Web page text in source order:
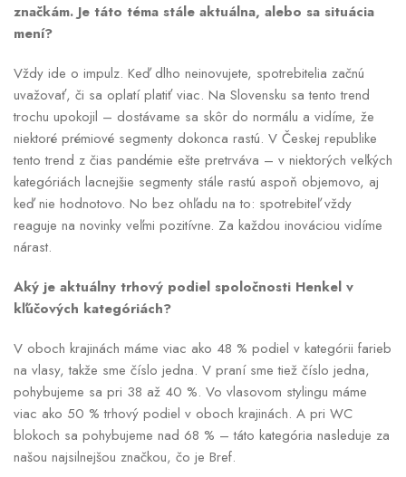
značkám. Je táto téma stále aktuálna, alebo sa situácia
mení?
Vždy ide o impulz. Keď dlho neinovujete, spotrebitelia začnú
uvažovať, či sa oplatí platiť viac. Na Slovensku sa tento trend
trochu upokojil – dostávame sa skôr do normálu a vidíme, že
niektoré prémiové segmenty dokonca rastú. V Českej republike
tento trend z čias pandémie ešte pretrváva – v niektorých veľkých
kategóriách lacnejšie segmenty stále rastú aspoň objemovo, aj
keď nie hodnotovo. No bez ohľadu na to: spotrebiteľ vždy
reaguje na novinky veľmi pozitívne. Za každou inováciou vidíme
nárast.
Aký je aktuálny trhový podiel spoločnosti Henkel v
kľúčových kategóriách?
V oboch krajinách máme viac ako 48 % podiel v kategórii farieb
na vlasy, takže sme číslo jedna. V praní sme tiež číslo jedna,
pohybujeme sa pri 38 až 40 %. Vo vlasovom stylingu máme
viac ako 50 % trhový podiel v oboch krajinách. A pri WC
blokoch sa pohybujeme nad 68 % – táto kategória nasleduje za
našou najsilnejšou značkou, čo je Bref.